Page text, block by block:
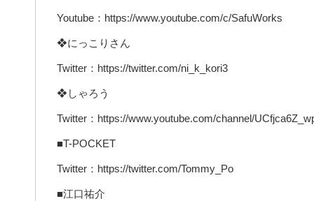
Youtube：https://www.youtube.com/c/SafuWorks
❖にっこりさん
Twitter：https://twitter.com/ni_k_kori3
❖しゃろう
Twitter：https://www.youtube.com/channel/
■T-POCKET
Twitter：https://twitter.com/Tommy_Po
■江口祐介